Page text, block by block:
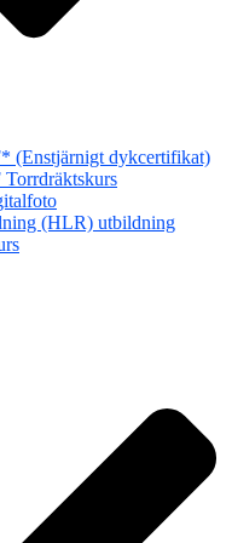
(Enstjärnigt dykcertifikat)
(HLR) utbildning